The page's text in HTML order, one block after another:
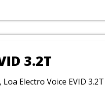
3.2T
Electro Voice EVID